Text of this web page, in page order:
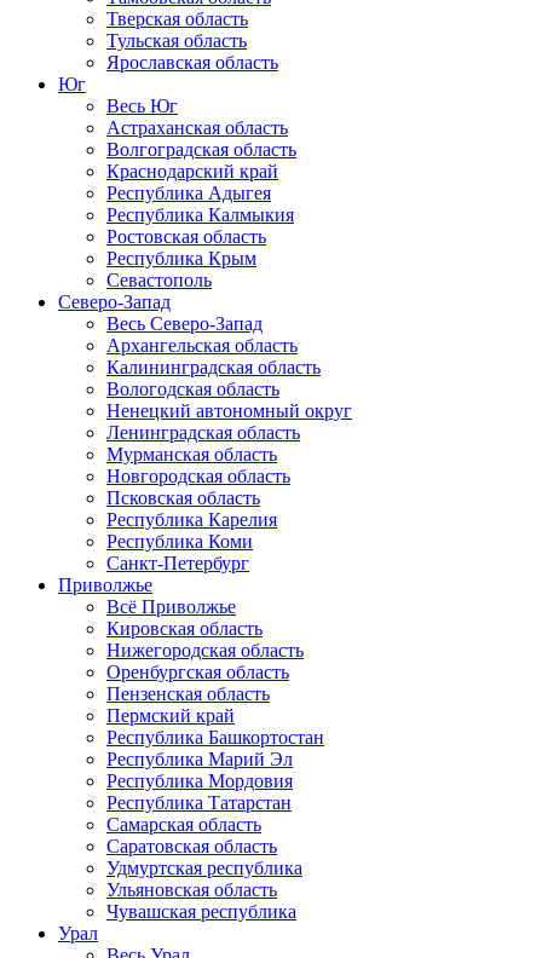
Тверская область
Тульская область
Ярославская область
Юг
Весь Юг
Астраханская область
Волгоградская область
Краснодарский край
Республика Адыгея
Республика Калмыкия
Ростовская область
Республика Крым
Севастополь
Северо-Запад
Весь Северо-Запад
Архангельская область
Калининградская область
Вологодская область
Ненецкий автономный округ
Ленинградская область
Мурманская область
Новгородская область
Псковская область
Республика Карелия
Республика Коми
Санкт-Петербург
Приволжье
Всё Приволжье
Кировская область
Нижегородская область
Оренбургская область
Пензенская область
Пермский край
Республика Башкортостан
Республика Марий Эл
Республика Мордовия
Республика Татарстан
Самарская область
Саратовская область
Удмуртская республика
Ульяновская область
Чувашская республика
Урал